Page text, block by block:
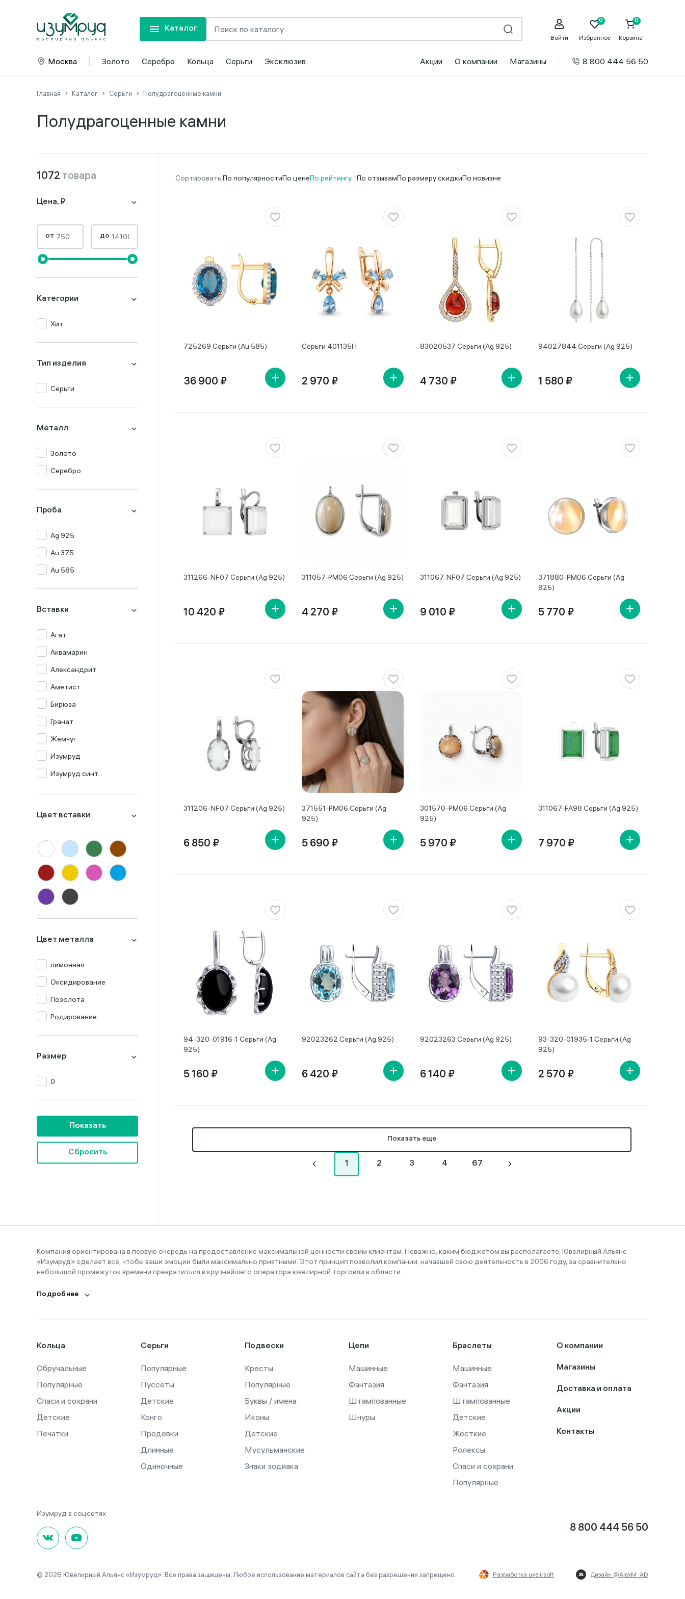
Каталог
Войти Избранное Корзина
Москва Золото Серебро Кольца Серьги Эксклюзив Акции О компании Магазины 8 800 444 56 50
Главная Каталог Серьги Полудрагоценные камни
Полудрагоценные камни
1072 товара
Цена, ₽
от до
Категории
Хит
Тип изделия
Серьги
Металл
Золото
Серебро
Проба
Ag 925
Au 375
Au 585
Вставки
Агат
Аквамарин
Александрит
Аметист
Бирюза
Гранат
Жемчуг
Изумруд
Изумруд синт.
Малахит
Миксы
Оникс
Опал
Раух-топаз
Родолит
Топаз
Турмалин
Фианит
Янтарь
Цвет вставки
Цвет металла
лимонная
Оксидирование
Позолота
Родирование
Размер
0
Показать
Сбросить
По популярностиПо ценеПо рейтингу По отзывамПо размеру скидкиПо новизне
725269 Серьги (Au 585)
36 900 ₽
Серьги 401135Н
2 970 ₽
83020537 Серьги (Ag 925)
4 730 ₽
94027844 Серьги (Ag 925)
1 580 ₽
311266-NF07 Серьги (Ag 925)
10 420 ₽
311057-PM06 Серьги (Ag 925)
4 270 ₽
311067-NF07 Серьги (Ag 925)
9 010 ₽
371880-PM06 Серьги (Ag
925)
5 770 ₽
311206-NF07 Серьги (Ag 925)
6 850 ₽
371551-PM06 Серьги (Ag
925)
5 690 ₽
301570-PM06 Серьги (Ag
925)
5 970 ₽
311067-FA98 Серьги (Ag 925)
7 970 ₽
94-320-01916-1 Серьги (Ag
925)
5 160 ₽
92023262 Серьги (Ag 925)
6 420 ₽
92023263 Серьги (Ag 925)
6 140 ₽
93-320-01935-1 Серьги (Ag
925)
2 570 ₽
Показать еще
1 2 3 4 67
Компания ориентирована в первую очередь на предоставление максимальной ценности своим клиентам. Неважно, каким бюджетом вы располагаете, Ювелирный Альянс
«Изумруд» сделает всё, чтобы ваши эмоции были максимально приятными. Этот принцип позволил компании, начавшей свою деятельность в 2006 году, за сравнительно
небольшой промежуток времени превратиться в крупнейшего оператора ювелирной торговли в области.
Подробнее
Кольца
Обручальные
Популярные
Спаси и сохрани
Детские
Печатки
Серьги
Популярные
Пуссеты
Детские
Конго
Продевки
Длинные
Одиночные
Подвески
Кресты
Популярные
Буквы / имена
Иконы
Детские
Мусульманские
Знаки зодиака
Цепи
Машинные
Фантазия
Штампованные
Шнуры
Браслеты
Машинные
Фантазия
Штампованные
Детские
Жесткие
Ролексы
Спаси и сохрани
Популярные
О компании
Магазины
Доставка и оплата
Акции
Контакты
8 800 444 56 50
© 2026 Ювелирный Альянс «Изумруд». Все права защищены, Любое использование материалов сайта без разрешения запрещено. Разработка uvelirsoft Дизайн @AlexM_AD